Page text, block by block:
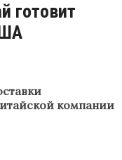
готовит
компании